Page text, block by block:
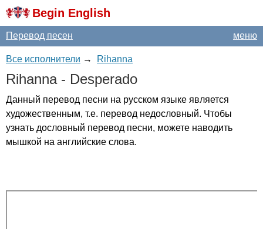
Begin English
меню
Перевод песен
Все исполнители → Rihanna
Rihanna- Desperado
Данный перевод песни на русском языке является
художественным, т.е. перевод недословный. Чтобы
узнать дословный перевод песни, можете наводить
мышкой на английские слова.